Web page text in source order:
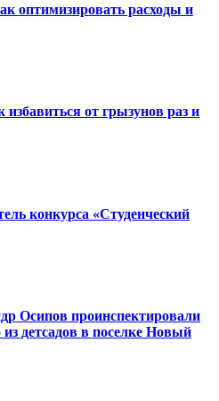
оптимизировать расходы и
от грызунов раз и
конкурса «Студенческий
Осипов проинспектировали
из детсадов в поселке Новый